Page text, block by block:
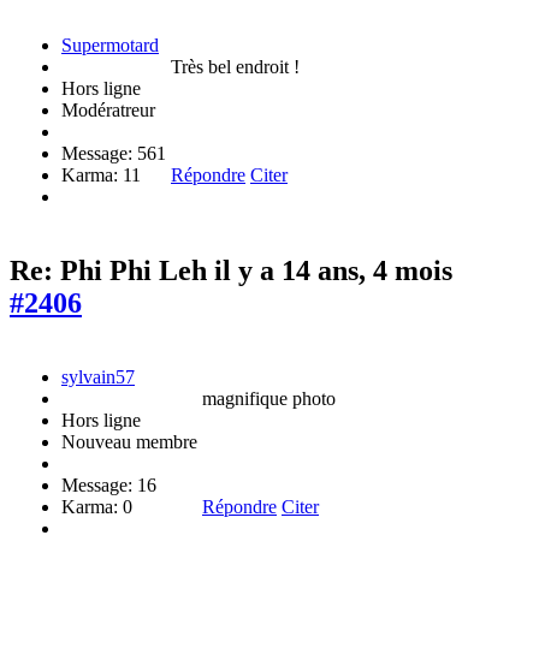
Supermotard
Hors ligne
Modératreur
Message: 561
Karma: 11
Très bel endroit !
Répondre Citer
Re: Phi Phi Leh il y a 14 ans, 4 mois
#2406
sylvain57
Hors ligne
Nouveau membre
Message: 16
Karma: 0
magnifique photo
Répondre Citer